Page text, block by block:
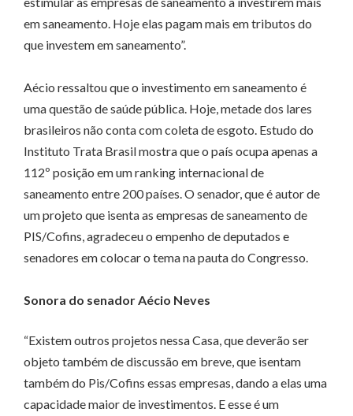
em saneamento. Hoje elas pagam mais em tributos do
que investem em saneamento”.
Aécio ressaltou que o investimento em saneamento é
uma questão de saúde pública. Hoje, metade dos lares
brasileiros não conta com coleta de esgoto. Estudo do
Instituto Trata Brasil mostra que o país ocupa apenas a
112º posição em um ranking internacional de
saneamento entre 200 países. O senador, que é autor de
um projeto que isenta as empresas de saneamento de
PIS/Cofins, agradeceu o empenho de deputados e
senadores em colocar o tema na pauta do Congresso.
Sonora do senador Aécio Neves
“Existem outros projetos nessa Casa, que deverão ser
objeto também de discussão em breve, que isentam
também do Pis/Cofins essas empresas, dando a elas uma
capacidade maior de investimentos. E esse é um